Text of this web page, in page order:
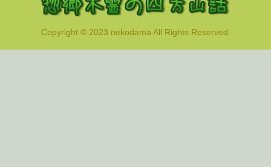
Copyright © 2023 nekodama All Rights Reserved.